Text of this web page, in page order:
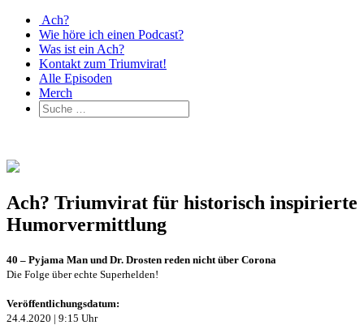
Ach?
Wie höre ich einen Podcast?
Was ist ein Ach?
Kontakt zum Triumvirat!
Alle Episoden
Merch
Ach? Triumvirat für historisch inspirierte
Humorvermittlung
40 – Pyjama Man und Dr. Drosten reden nicht über Corona
Die Folge über echte Superhelden!
Veröffentlichungsdatum:
24.4.2020 | 9:15 Uhr